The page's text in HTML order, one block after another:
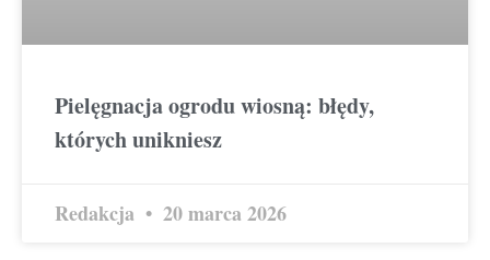
Pielęgnacja ogrodu wiosną: błędy,
których unikniesz
Redakcja 20 marca 2026